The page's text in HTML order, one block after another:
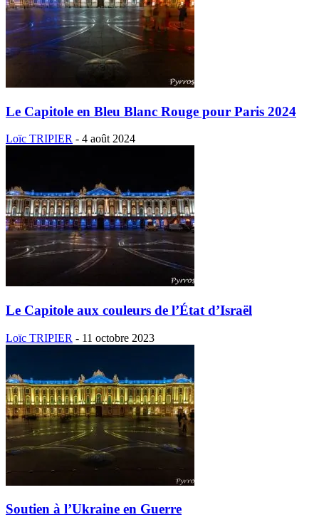
Le Capitole en Bleu Blanc Rouge pour Paris 2024
Loïc TRIPIER - 4 août 2024
Le Capitole aux couleurs de l’État d’Israël
Loïc TRIPIER - 11 octobre 2023
Soutien à l’Ukraine en Guerre